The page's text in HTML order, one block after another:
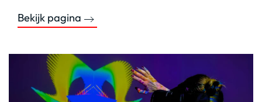
Bekijk pagina